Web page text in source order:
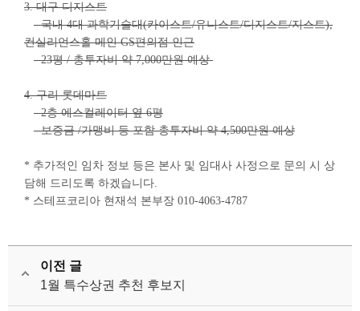
3. 대구 디지스트
- 국내 4대 과학기술대(카이스트/유니스트/디지스트/지스트),
컨실리언스홀 메인 GS편의점 인근
- 23평 / 총투자비 약 7,000만원 예상
4. 구리 롯데마트
- 2층 에스컬레이터 옆 6평
- 보증금 /가맹비 등 포함 총투자비 약 4,500만원 예상
* 추가적인 임차 정보 등은 본사 및 임대사 사정으로 문의 시 상
담해 드리도록 하겠습니다.
* 스테프코리아 현재석 본부장 010-4063-4787
이전 글
1월 특수상권 추천 후보지